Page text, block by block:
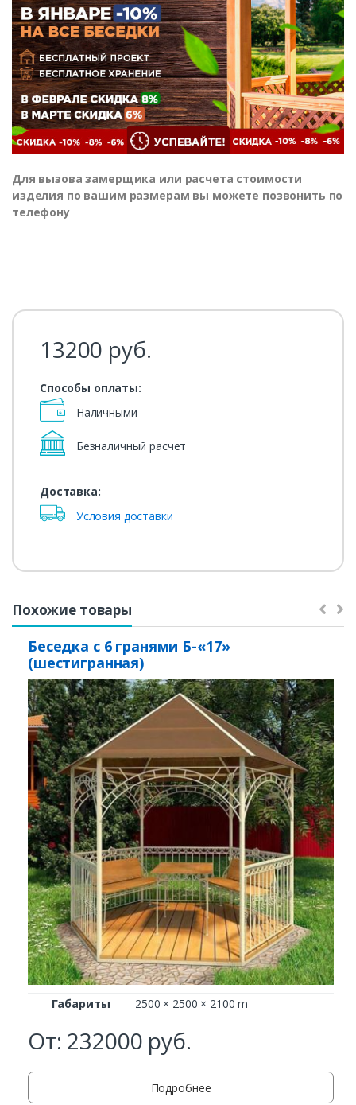
Заказать
Ваше имя*
Для вызова замерщика или расчета стоимости
изделия по вашим размерам вы можете позвонить по
телефону
13200 руб.
Способы оплаты:
Наличными
Безналичный расчет
Доставка:
Условия доставки
Похожие товары
Беседка с 6 гранями Б-«17»
(шестигранная)
Габариты 2500 × 2500 × 2100 m
От: 232000 руб.
Подробнее